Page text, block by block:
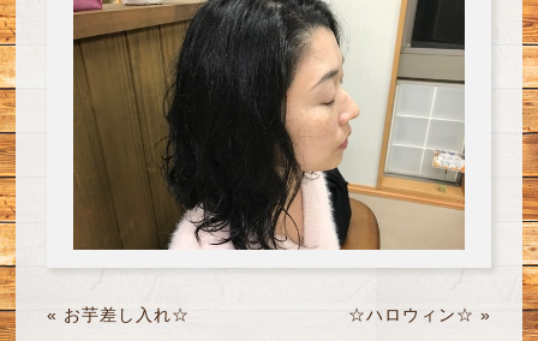
« お芋差し入れ☆ ☆ハロウィン☆ »